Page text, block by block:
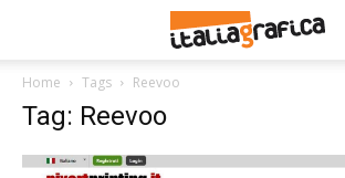
Home Tags Reevoo
Tag: Reevoo